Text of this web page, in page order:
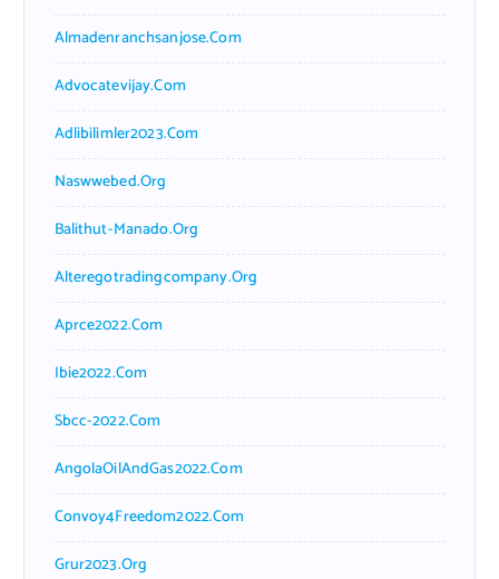
Almadenranchsanjose.com
Advocatevijay.com
Adlibilimler2023.com
Naswwebed.org
Balithut-Manado.org
Alteregotradingcompany.org
Aprce2022.com
Ibie2022.com
Sbcc-2022.com
AngolaOilAndGas2022.com
Convoy4Freedom2022.com
Grur2023.org